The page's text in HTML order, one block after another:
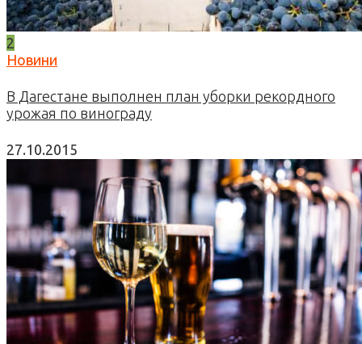
2
Новини
В Дагестане выполнен план уборки рекордного
урожая по винограду
27.10.2015